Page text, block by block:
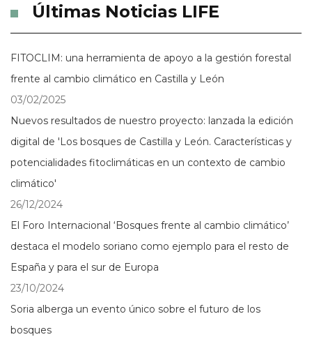
Últimas Noticias LIFE
FITOCLIM: una herramienta de apoyo a la gestión forestal
frente al cambio climático en Castilla y León
03/02/2025
Nuevos resultados de nuestro proyecto: lanzada la edición
digital de 'Los bosques de Castilla y León. Características y
potencialidades fitoclimáticas en un contexto de cambio
climático'
26/12/2024
El Foro Internacional ‘Bosques frente al cambio climático’
destaca el modelo soriano como ejemplo para el resto de
España y para el sur de Europa
23/10/2024
Soria alberga un evento único sobre el futuro de los
bosques